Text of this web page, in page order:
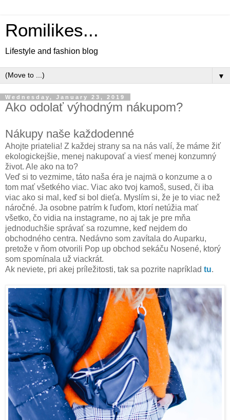
Romilikes...
Lifestyle and fashion blog
▼
Wednesday, January 23, 2019
Ako odolať výhodným nákupom?
Nákupy naše každodenné
Ahojte priatelia! Z každej strany sa na nás valí, že máme žiť
ekologickejšie, menej nakupovať a viesť menej konzumný
život. Ale ako na to?
Veď si to vezmime, táto naša éra je najmä o konzume a o
tom mať všetkého viac. Viac ako tvoj kamoš, sused, či iba
viac ako si mal, keď si bol dieťa. Myslím si, že je to viac než
náročné. Ja osobne patrím k ľuďom, ktorí netúžia mať
všetko, čo vidia na instagrame, no aj tak je pre mňa
jednoduchšie správať sa rozumne, keď nejdem do
obchodného centra. Nedávno som zavítala do Auparku,
pretože v ňom otvorili Pop up obchod sekáču Nosené, ktorý
som spomínala už viackrát.
Ak neviete, pri akej príležitosti, tak sa pozrite napríklad tu.